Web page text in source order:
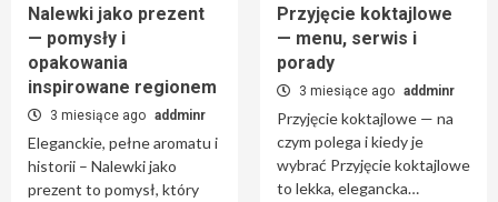
Nalewki jako prezent
— pomysły i
opakowania
inspirowane regionem
3 miesiące ago addminr
Eleganckie, pełne aromatu i
historii – Nalewki jako
prezent to pomysł, który
Przyjęcie koktajlowe
— menu, serwis i
porady
3 miesiące ago addminr
Przyjęcie koktajlowe — na
czym polega i kiedy je
wybrać Przyjęcie koktajlowe
to lekka, elegancka…